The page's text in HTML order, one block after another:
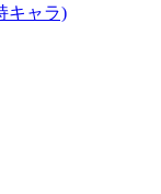
キャラ)